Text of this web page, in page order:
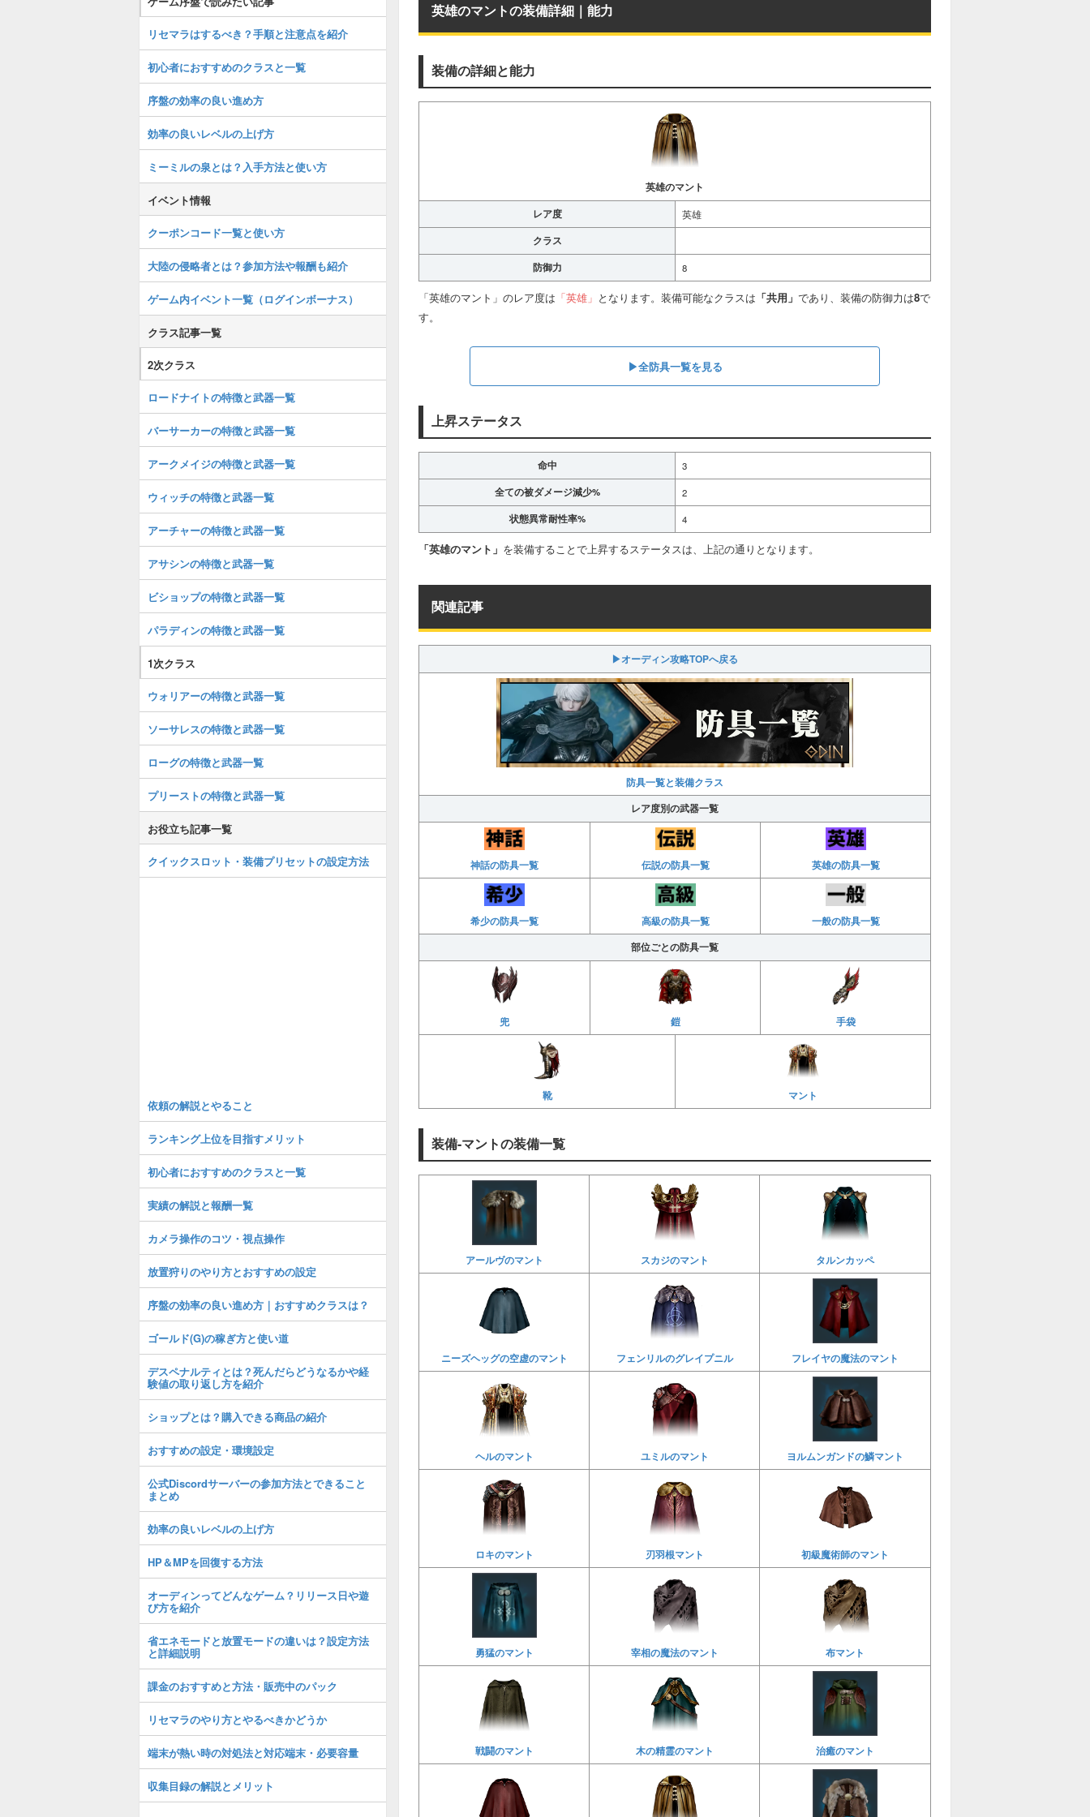
英雄のマントの装備詳細｜能力
装備の詳細と能力
英雄のマント
レア度
英雄
クラス
防御力
8
「英雄のマント」のレア度は 「英雄」 となります。装備可能なクラスは 「共用」 であり、装備の防御力は8で
す。
▶全防具一覧を見る
上昇ステータス
命中 3
全ての被ダメージ減少% 2
状態異常耐性率% 4
「英雄のマント」 を装備することで上昇するステータスは、上記の通りとなります。
関連記事
▶オーディン攻略TOPへ戻る
防具一覧と装備クラス
レア度別の武器一覧
神話の防具一覧 伝説の防具一覧 英雄の防具一覧
希少の防具一覧 高級の防具一覧 一般の防具一覧
部位ごとの防具一覧
兜 鎧 手袋
靴 マント
装備-マントの装備一覧
アールヴのマント スカジのマント タルンカッペ
ニーズヘッグの空虚のマント フェンリルのグレイプニル フレイヤの魔法のマント
ヘルのマント ユミルのマント ヨルムンガンドの鱗マント
ロキのマント 刃羽根マント 初級魔術師のマント
勇猛のマント 宰相の魔法のマント 布マント
戦闘のマント 木の精霊のマント 治癒のマント
リセマラはするべき？手順と注意点を紹介
初心者におすすめのクラスと一覧
序盤の効率の良い進め方
効率の良いレベルの上げ方
ミーミルの泉とは？入手方法と使い方
イベント情報
クーポンコード一覧と使い方
大陸の侵略者とは？参加方法や報酬も紹介
ゲーム内イベント一覧（ログインボーナス）
クラス記事一覧
2次クラス
ロードナイトの特徴と武器一覧
バーサーカーの特徴と武器一覧
アークメイジの特徴と武器一覧
ウィッチの特徴と武器一覧
アーチャーの特徴と武器一覧
アサシンの特徴と武器一覧
ビショップの特徴と武器一覧
パラディンの特徴と武器一覧
1次クラス
ウォリアーの特徴と武器一覧
ソーサレスの特徴と武器一覧
ローグの特徴と武器一覧
プリーストの特徴と武器一覧
お役立ち記事一覧
クイックスロット・装備プリセットの設定方法
依頼の解説とやること
ランキング上位を目指すメリット
初心者におすすめのクラスと一覧
実績の解説と報酬一覧
カメラ操作のコツ・視点操作
放置狩りのやり方とおすすめの設定
序盤の効率の良い進め方｜おすすめクラスは？
ゴールド(G)の稼ぎ方と使い道
デスペナルティとは？死んだらどうなるかや経
験値の取り返し方を紹介
ショップとは？購入できる商品の紹介
おすすめの設定・環境設定
公式Discordサーバーの参加方法とできること
まとめ
効率の良いレベルの上げ方
HP＆MPを回復する方法
オーディンってどんなゲーム？リリース日や遊
び方を紹介
省エネモードと放置モードの違いは？設定方法
と詳細説明
課金のおすすめと方法・販売中のパック
リセマラのやり方とやるべきかどうか
端末が熱い時の対処法と対応端末・必要容量
収集目録の解説とメリット